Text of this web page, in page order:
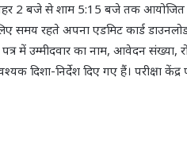
2 बजे से शाम 5:15 बजे तक आयोजित
समय रहते अपना एडमिट कार्ड
में उम्मीदवार का नाम, आवेदन संख्या,
दिशा-निर्देश दिए गए हैं। परीक्षा